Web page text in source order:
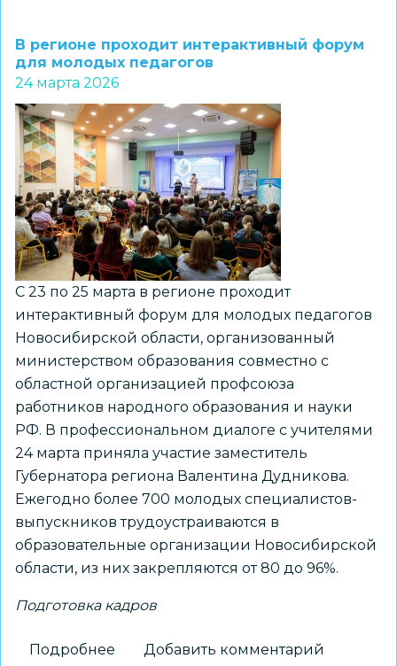
будущие
педагоги
встретились
на
Ярмарке
вакансий
В регионе проходит интерактивный форум
для молодых педагогов
24 марта 2026
С 23 по 25 марта в регионе проходит
интерактивный форум для молодых педагогов
Новосибирской области, организованный
министерством образования совместно с
областной организацией профсоюза
работников народного образования и науки
РФ. В профессиональном диалоге с учителями
24 марта приняла участие заместитель
Губернатора региона Валентина Дудникова.
Ежегодно более 700 молодых специалистов-
выпускников трудоустраиваются в
образовательные организации Новосибирской
области, из них закрепляются от 80 до 96%.
Подготовка кадров
Подробнее Добавить комментарий